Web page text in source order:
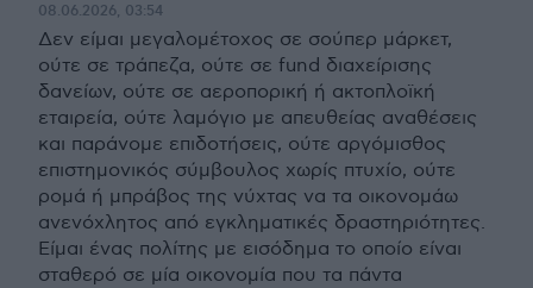
08.06.2026, 03:54
Δεν είμαι μεγαλομέτοχος σε σούπερ μάρκετ,
ούτε σε τράπεζα, ούτε σε fund διαχείρισης
δανείων, ούτε σε αεροπορική ή ακτοπλοϊκή
εταιρεία, ούτε λαμόγιο με απευθείας αναθέσεις
και παράνομε επιδοτήσεις, ούτε αργόμισθος
επιστημονικός σύμβουλος χωρίς πτυχίο, ούτε
ρομά ή μπράβος της νύχτας να τα οικονομάω
ανενόχλητος από εγκληματικές δραστηριότητες.
Είμαι ένας πολίτης με εισόδημα το οποίο είναι
σταθερό σε μία οικονομία που τα πάντα